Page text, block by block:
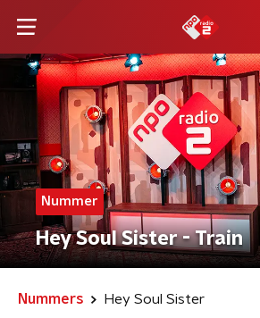
Nummer
Hey Soul Sister - Train
Nummers Hey Soul Sister